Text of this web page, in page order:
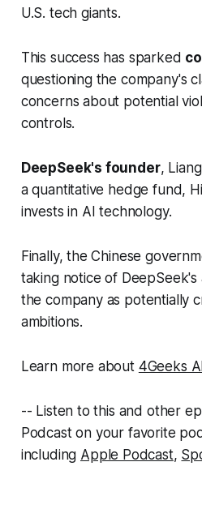
U.S. tech giants.
This success has sparked
questioning the company's
concerns about potential
controls.
DeepSeek's founder,
a quantitative hedge fund,
invests in AI technology.
Finally, the Chinese
taking notice of DeepSeek's
the company as potentially
ambitions.
Learn more about 4Geeks
-- Listen to this and other
Podcast on your favorite
including Apple Podcast,